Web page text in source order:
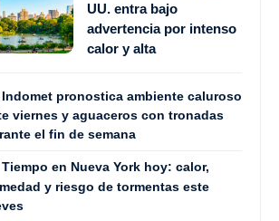
UU. entra bajo
advertencia por intenso
calor y alta
Indomet pronostica ambiente caluroso
viernes y aguaceros con tronadas
el fin de semana
Tiempo en Nueva York hoy: calor,
y riesgo de tormentas este